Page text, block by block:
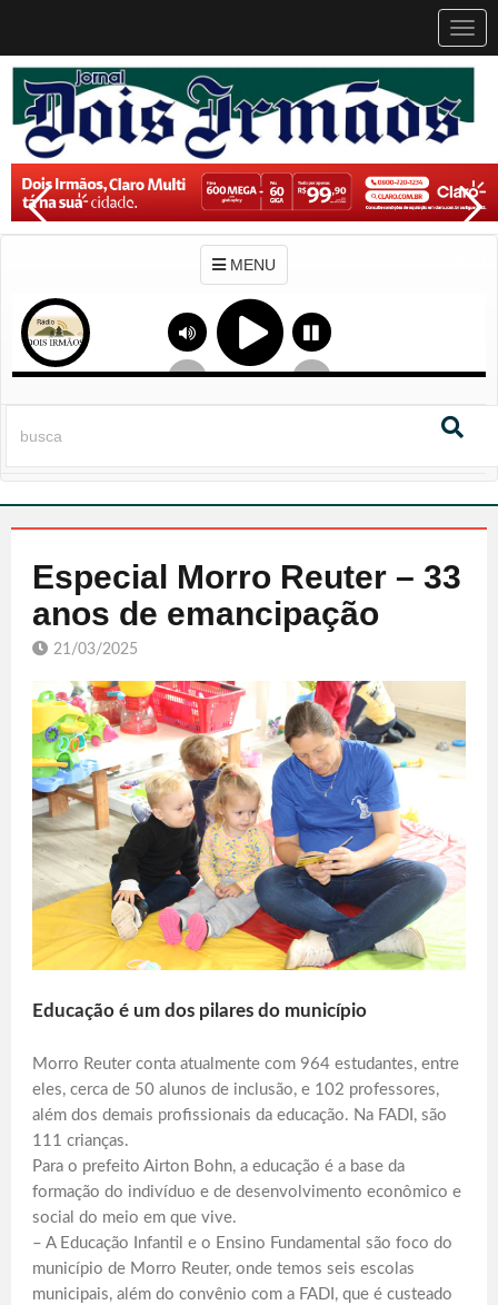
MENU
Especial Morro Reuter – 33
anos de emancipação
21/03/2025
Educação é um dos pilares do município
Morro Reuter conta atualmente com 964 estudantes, entre
eles, cerca de 50 alunos de inclusão, e 102 professores,
além dos demais profissionais da educação. Na FADI, são
111 crianças.
Para o prefeito Airton Bohn, a educação é a base da
formação do indivíduo e de desenvolvimento econômico e
social do meio em que vive.
– A Educação Infantil e o Ensino Fundamental são foco do
município de Morro Reuter, onde temos seis escolas
municipais, além do convênio com a FADI, que é custeado